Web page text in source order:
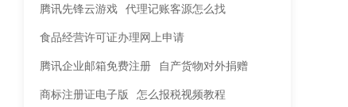
腾讯先锋云游戏 代理记账客源怎么找
食品经营许可证办理网上申请
腾讯企业邮箱免费注册 自产货物对外捐赠
商标注册证电子版 怎么报税视频教程